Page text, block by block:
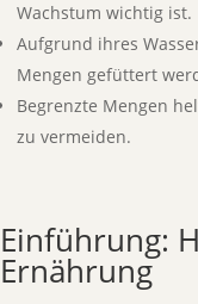
Wachstum wichtig ist.
Aufgrund ihres
Mengen gefüttert
Begrenzte Mengen
zu vermeiden.
Einführung:
Ernährung